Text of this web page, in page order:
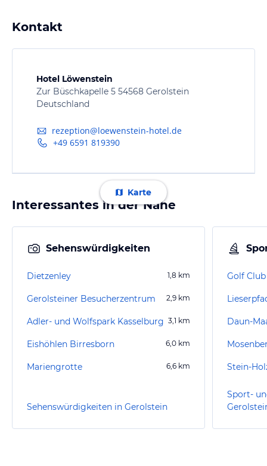
Kontakt
Hotel Löwenstein
Zur Büschkapelle 5 54568 Gerolstein
Deutschland
rezeption@loewenstein-hotel.de
+49 6591 819390
Karte
Interessantes in der Nähe
Sehenswürdigkeiten
Dietzenley 1,8 km
Gerolsteiner Besucherzentrum 2,9 km
Adler- und Wolfspark Kasselburg 3,1 km
Eishöhlen Birresborn 6,0 km
Mariengrotte 6,6 km
Sehenswürdigkeiten in Gerolstein
Golf Club
Daun-
Sport-